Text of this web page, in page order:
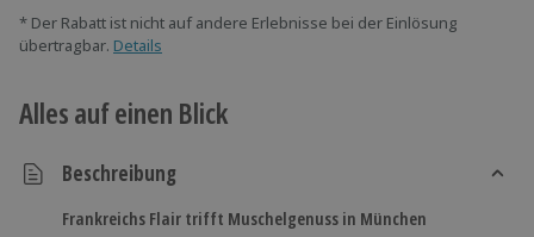
* Der Rabatt ist nicht auf andere Erlebnisse bei der Einlösung
übertragbar. Details
Alles auf einen Blick
Beschreibung
Frankreichs Flair trifft Muschelgenuss in München